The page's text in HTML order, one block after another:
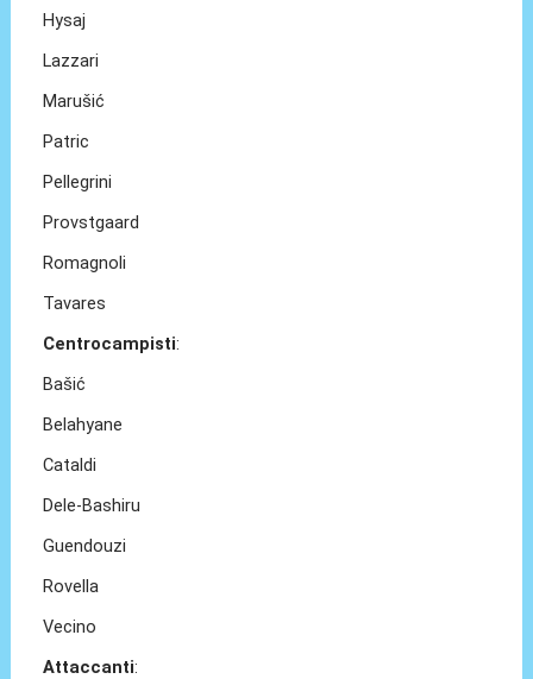
Hysaj
Lazzari
Marušić
Patric
Pellegrini
Provstgaard
Romagnoli
Tavares
Centrocampisti:
Bašić
Belahyane
Cataldi
Dele‑Bashiru
Guendouzi
Rovella
Vecino
Attaccanti: